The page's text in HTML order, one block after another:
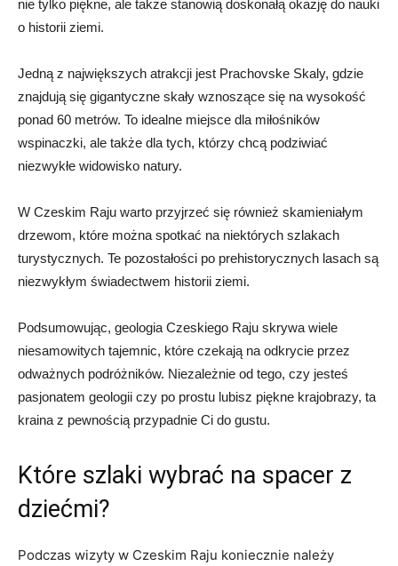
nie tylko piękne,​ ale także stanowią doskonałą okazję do nauki
o historii ziemi.
Jedną z największych atrakcji jest Prachovske Skaly, gdzie
znajdują się gigantyczne⁣ skały wznoszące się‍ na ‍wysokość
⁤ponad 60 metrów. To idealne​ miejsce dla miłośników
wspinaczki, ⁢ale także dla tych, ⁣którzy chcą podziwiać
niezwykłe widowisko natury.
W Czeskim Raju warto ‌przyjrzeć​ się również skamieniałym
⁣drzewom, które ‌można spotkać na niektórych szlakach
turystycznych. Te pozostałości po prehistorycznych lasach są⁢
niezwykłym ​świadectwem historii ziemi.
Podsumowując, geologia⁢ Czeskiego Raju skrywa wiele
niesamowitych tajemnic, ​które ​czekają na odkrycie przez
odważnych podróżników. Niezależnie od tego, czy ‍jesteś
pasjonatem geologii czy⁣ po prostu lubisz piękne krajobrazy, ta
kraina z pewnością przypadnie ⁢Ci do gustu.
Które ‌szlaki wybrać ⁣na spacer z
dziećmi?
Podczas​ wizyty w Czeskim Raju ‌koniecznie ⁣należy